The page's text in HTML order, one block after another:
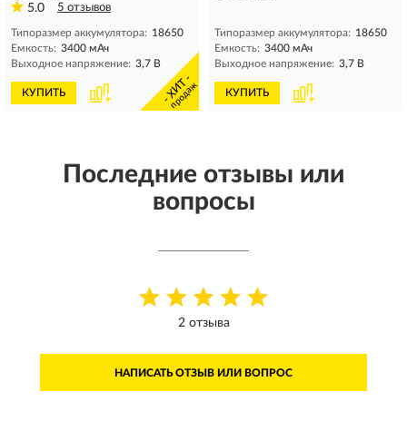
5.0
5 отзывов
Типоразмер аккумулятора: 18650
Емкость: 3400 мАч
Выходное напряжение: 3,7 В
КУПИТЬ - ХИТ -
продаж
Типоразмер аккумулятора: 18650
Емкость: 3400 мАч
Выходное напряжение: 3,7 В
КУПИТЬ
Последние отзывы или
вопросы
2 отзыва
НАПИСАТЬ ОТЗЫВ ИЛИ ВОПРОС